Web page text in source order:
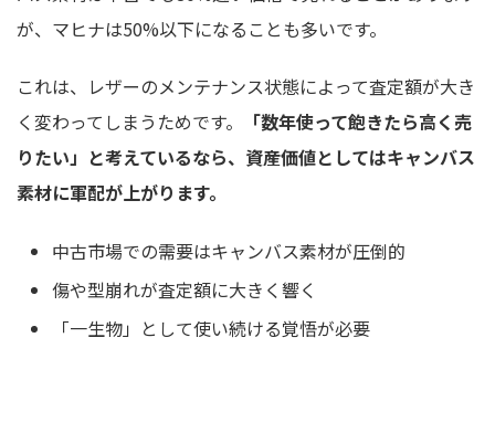
が、マヒナは50%以下になることも多いです。
これは、レザーのメンテナンス状態によって査定額が大き
く変わってしまうためです。
「数年使って飽きたら高く売
りたい」と考えているなら、資産価値としてはキャンバス
素材に軍配が上がります。
中古市場での需要はキャンバス素材が圧倒的
傷や型崩れが査定額に大きく響く
「一生物」として使い続ける覚悟が必要